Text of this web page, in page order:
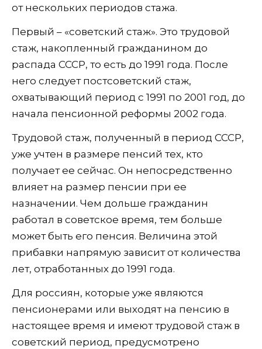
от нескольких периодов стажа.
Первый – «советский стаж». Это трудовой
стаж, накопленный гражданином до
распада СССР, то есть до 1991 года. После
него следует постсоветский стаж,
охватывающий период с 1991 по 2001 год, до
начала пенсионной реформы 2002 года.
Трудовой стаж, полученный в период СССР,
уже учтен в размере пенсий тех, кто
получает ее сейчас. Он непосредственно
влияет на размер пенсии при ее
назначении. Чем дольше гражданин
работал в советское время, тем больше
может быть его пенсия. Величина этой
прибавки напрямую зависит от количества
лет, отработанных до 1991 года.
Для россиян, которые уже являются
пенсионерами или выходят на пенсию в
настоящее время и имеют трудовой стаж в
советский период, предусмотрено